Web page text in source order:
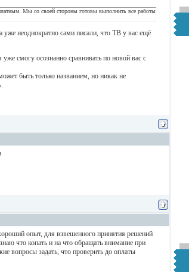
Мы со своей стороны готовы выполнить все работы
уже неоднократно сами писали, что ТВ у вас ещё
смогу осознанно сравнивать по новой вас с
быть только названием, но никак не
опыт, для взвешенного принятия решений
что копать и на что обращать внимание при
вопросы задать, что проверить до оплаты